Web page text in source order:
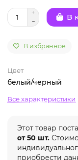
В
В избранное
Цвет
белый/черный
Все характеристики
Этот товар
от 50 шт.
приобрести